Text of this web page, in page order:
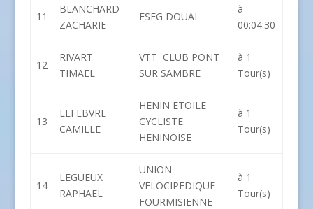
11
BLANCHARD
ZACHARIE
ESEG DOUAI
à
00:04:30
12
RIVART
TIMAEL
VTT CLUB PONT
SUR SAMBRE
à 1
Tour(s)
13
LEFEBVRE
CAMILLE
HENIN ETOILE
CYCLISTE
HENINOISE
à 1
Tour(s)
14
LEGUEUX
RAPHAEL
UNION
VELOCIPEDIQUE
FOURMISIENNE
à 1
Tour(s)